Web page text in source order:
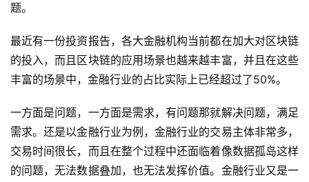
题。
最近有一份投资报告，各大金融机构当前都在加大对区块链
的投入，而且区块链的应用场景也越来越丰富，并且在这些
丰富的场景中，金融行业的占比实际上已经超过了50%。
一方面是问题，一方面是需求，有问题那就解决问题，满足
需求。还是以金融行业为例，金融行业的交易主体非常多，
交易时间很长，而且在整个过程中还面临着像数据孤岛这样
的问题，无法数据叠加，也无法发挥价值。金融行业又是一